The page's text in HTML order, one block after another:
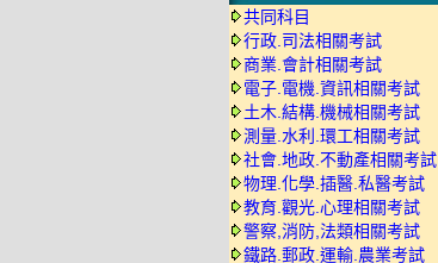
共同科目
行政.司法相關考試
商業.會計相關考試
電子.電機.資訊相關考試
土木.結構.機械相關考試
測量.水利.環工相關考試
社會.地政.不動產相關考試
物理.化學.插醫.私醫考試
教育.觀光.心理相關考試
警察,消防,法類相關考試
鐵路.郵政.運輸.農業考試